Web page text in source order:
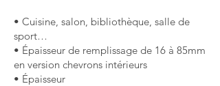
• Cuisine, salon, bibliothèque, salle de
sport…
• Épaisseur de remplissage de 16 à 85mm
en version chevrons intérieurs
• Épaisseur